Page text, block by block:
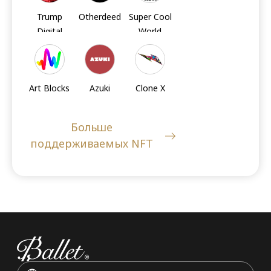
Trump
Digital
Trading
Cards
Otherdeed
Super Cool
World
Art Blocks Azuki Clone X
Больше
поддерживаемых NFT